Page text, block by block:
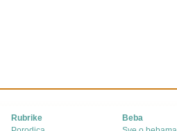
Rubrike
Beba